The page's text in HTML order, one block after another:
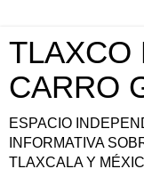
TLAXCO
CARRO
ESPACIO
INFORMATIVA
TLAXCALA Y